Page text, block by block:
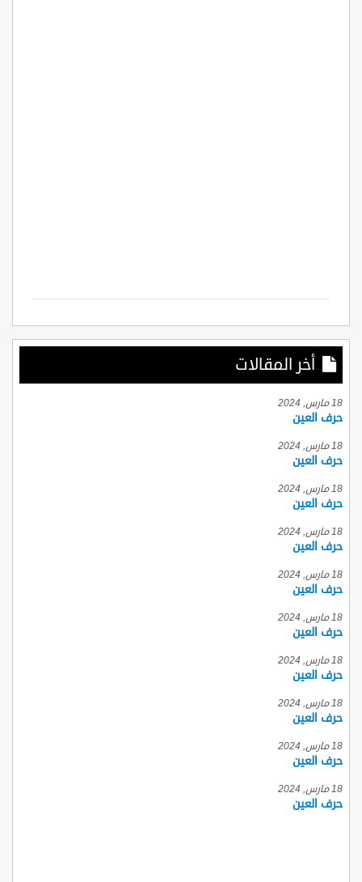
أخر المقالات
18 مارس, 2024
حرف العين
18 مارس, 2024
حرف العين
18 مارس, 2024
حرف العين
18 مارس, 2024
حرف العين
18 مارس, 2024
حرف العين
18 مارس, 2024
حرف العين
18 مارس, 2024
حرف العين
18 مارس, 2024
حرف العين
18 مارس, 2024
حرف العين
18 مارس, 2024
حرف العين